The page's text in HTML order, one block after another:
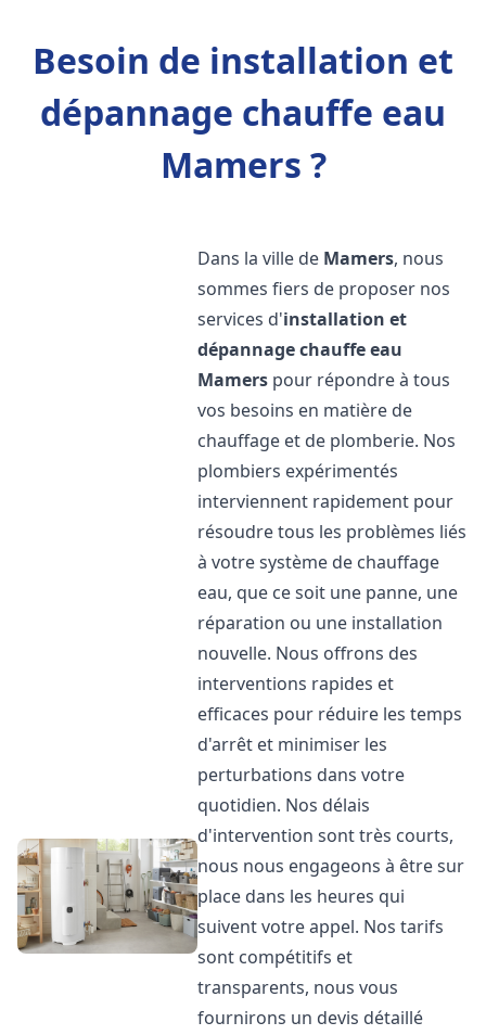
Besoin de installation et
dépannage chauffe eau
Mamers ?
Dans la ville de Mamers, nous
sommes fiers de proposer nos
services d'installation et
dépannage chauffe eau
Mamers pour répondre à tous
vos besoins en matière de
chauffage et de plomberie. Nos
plombiers expérimentés
interviennent rapidement pour
résoudre tous les problèmes liés
à votre système de chauffage
eau, que ce soit une panne, une
réparation ou une installation
nouvelle. Nous offrons des
interventions rapides et
efficaces pour réduire les temps
d'arrêt et minimiser les
perturbations dans votre
quotidien. Nos délais
d'intervention sont très courts,
nous nous engageons à être sur
place dans les heures qui
suivent votre appel. Nos tarifs
sont compétitifs et
transparents, nous vous
fournirons un devis détaillé